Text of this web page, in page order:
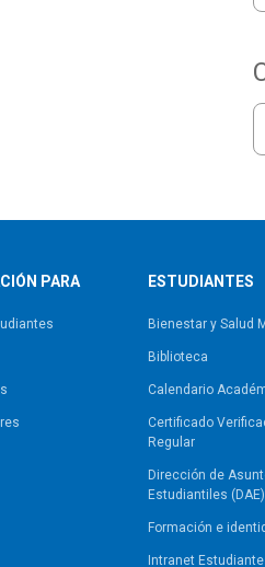
PARA ESTUDIANTES
Bienestar y Salud
Biblioteca
Calendario
Certificado
Regular
Dirección de
Estudiantiles (DAE)
Formación e
Intranet